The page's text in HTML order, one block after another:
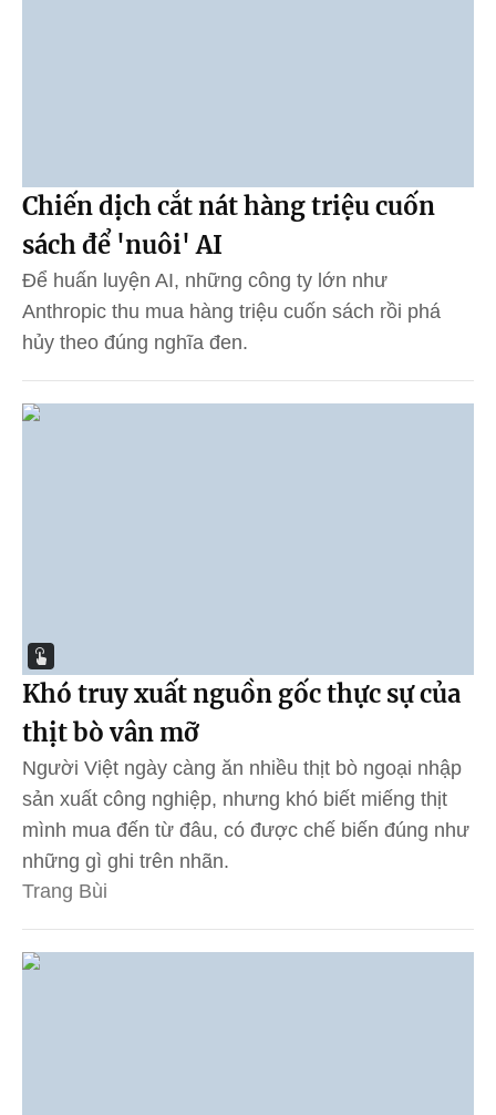
Chiến dịch cắt nát hàng triệu cuốn
sách để 'nuôi' AI
Để huấn luyện AI, những công ty lớn như
Anthropic thu mua hàng triệu cuốn sách rồi phá
hủy theo đúng nghĩa đen.
Khó truy xuất nguồn gốc thực sự của
thịt bò vân mỡ
Người Việt ngày càng ăn nhiều thịt bò ngoại nhập
sản xuất công nghiệp, nhưng khó biết miếng thịt
mình mua đến từ đâu, có được chế biến đúng như
những gì ghi trên nhãn.
Trang Bùi